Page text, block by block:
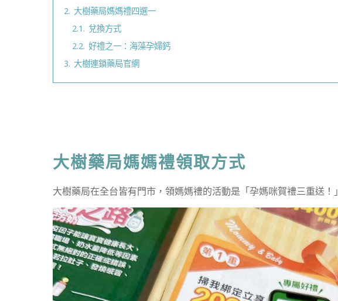
2. 大樹藥局媽媽禮四選一
2.1. 兌換方式
2.2. 好禮之一：海藻孕婦鈣
3. 大樹連鎖藥局官網
大樹藥局媽媽禮領取方式
大樹藥局在全台皆有門市，領媽媽禮的活動是「孕媽咪賀禮三重送！」